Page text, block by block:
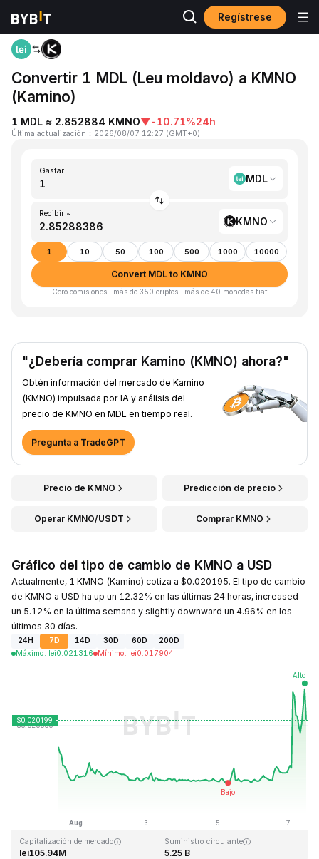
Regístrese
Inicio MDL to KMNO
Convertir 1 MDL (Leu moldavo) a KMNO
(Kamino)
1 MDL ≈ 2.852884 KMNO▼-10.71%24h
Última actualización ： 2026/08/07 12:27 (GMT+0)
Gastar
MDL
Recibir ~
KMNO
1 10 50 100 500 1000 10000
Convert MDL to KMNO
Cero comisiones · más de 350 criptos · más de 40 monedas fiat
"¿Debería comprar Kamino (KMNO) ahora?"
Obtén información del mercado de Kamino
(KMNO) impulsada por IA y análisis del
precio de KMNO en MDL en tiempo real.
Pregunta a TradeGPT
Precio de KMNO Predicción de precio
Operar KMNO/USDT Comprar KMNO
Gráfico del tipo de cambio de KMNO a USD
Actualmente, 1 KMNO (Kamino) cotiza a $0.020195. El tipo de cambio
de KMNO a USD ha up un 12.32% en las últimas 24 horas, increased
un 5.12% en la última semana y slightly downward un 4.96% en los
últimos 30 días.
24H 7D 14D 30D 60D
200D
Máximo: lei0.021316 Mínimo: lei0.017904
lei0.247842
Capitalización de mercado
lei105.94M
Suministro circulante
5.25 B